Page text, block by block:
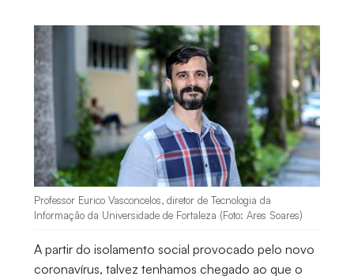
Professor Eurico Vasconcelos, diretor de Tecnologia da
Informação da Universidade de Fortaleza (Foto: Ares Soares)
A partir do isolamento social provocado pelo novo
coronavírus, talvez tenhamos chegado ao que o